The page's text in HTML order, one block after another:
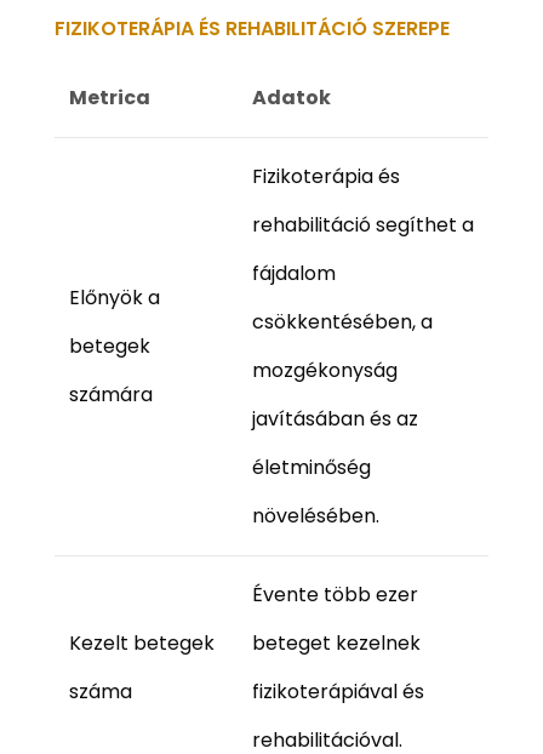
FIZIKOTERÁPIA ÉS REHABILITÁCIÓ SZEREPE
Metrica Adatok
Előnyök a
betegek
számára
Fizikoterápia és
rehabilitáció segíthet a
fájdalom
csökkentésében, a
mozgékonyság
javításában és az
életminőség
növelésében.
Kezelt betegek
száma
Évente több ezer
beteget kezelnek
fizikoterápiával és
rehabilitációval.